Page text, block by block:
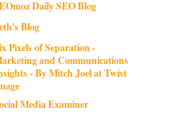
Daily SEO Blog
Blog
Pixels of Separation -
and Communications
- By Mitch Joel at Twist
Media Examiner